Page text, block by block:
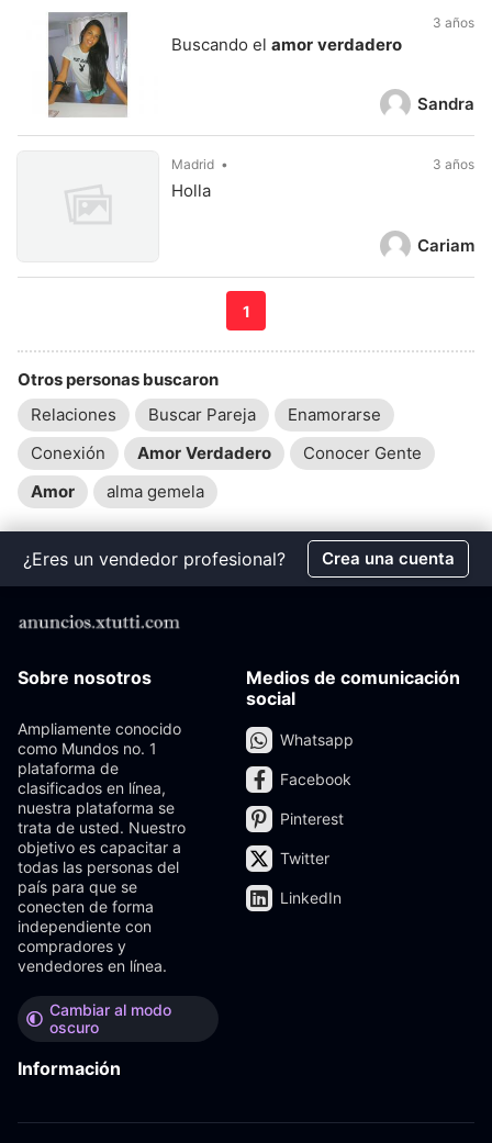
Sandra
3 años
Buscando el amor verdadero
Cariam
Madrid 3 años
Holla
1
Otros personas buscaron
Relaciones
Buscar Pareja
Enamorarse
Conexión
Amor Verdadero
Conocer Gente
Amor
alma gemela
¿Eres un vendedor profesional? Crea una cuenta
Sobre nosotros
Ampliamente conocido
como Mundos no. 1
plataforma de
clasificados en línea,
nuestra plataforma se
trata de usted. Nuestro
objetivo es capacitar a
todas las personas del
país para que se
conecten de forma
independiente con
compradores y
vendedores en línea.
Cambiar al modo
oscuro
Medios de comunicación
social
Whatsapp
Facebook
Pinterest
Twitter
LinkedIn
Información